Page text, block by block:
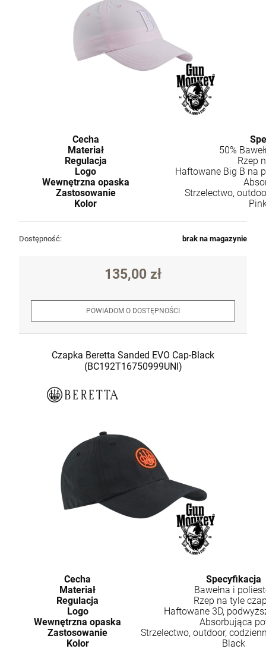
Cecha
Materiał
50%
Regulacja
Rzep
Logo
Haftowane Big B na
Wewnętrzna opaska
Zastosowanie
Strzelectwo,
Kolor
Dostępność: brak na magazynie
135,00 zł
POWIADOM O DOSTĘPNOŚCI
Czapka Beretta Sanded EVO Cap-Black
(BC192T16750999UNI)
Cecha
Specyfikacja
Materiał
Bawełna i
Regulacja
Rzep na tyle
Logo
Haftowane 3D,
Wewnętrzna opaska
Absorbująca
Zastosowanie
Strzelectwo, outdoor,
Kolor
Black